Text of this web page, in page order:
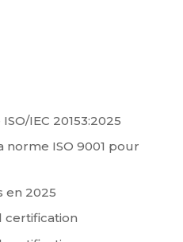
IEC 20153:2025
ISO 9001 pour
en 2025
certification